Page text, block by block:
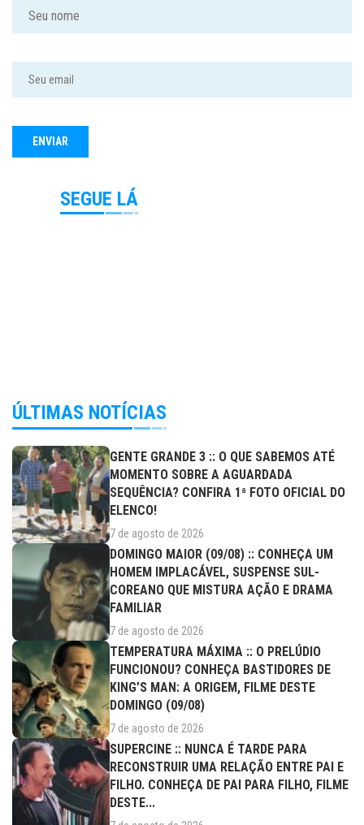
SEGUE LÁ
ÚLTIMAS NOTÍCIAS
GENTE GRANDE 3 :: O QUE SABEMOS ATÉ
MOMENTO SOBRE A AGUARDADA
SEQUÊNCIA? CONFIRA 1ª FOTO OFICIAL DO
ELENCO!
7 de agosto de 2026
DOMINGO MAIOR (09/08) :: CONHEÇA UM
HOMEM IMPLACÁVEL, SUSPENSE SUL-
COREANO QUE MISTURA AÇÃO E DRAMA
FAMILIAR
7 de agosto de 2026
TEMPERATURA MÁXIMA :: O PRELÚDIO
FUNCIONOU? CONHEÇA BASTIDORES DE
KING’S MAN: A ORIGEM, FILME DESTE
DOMINGO (09/08)
7 de agosto de 2026
SUPERCINE :: NUNCA É TARDE PARA
RECONSTRUIR UMA RELAÇÃO ENTRE PAI E
FILHO. CONHEÇA DE PAI PARA FILHO, FILME
DESTE...